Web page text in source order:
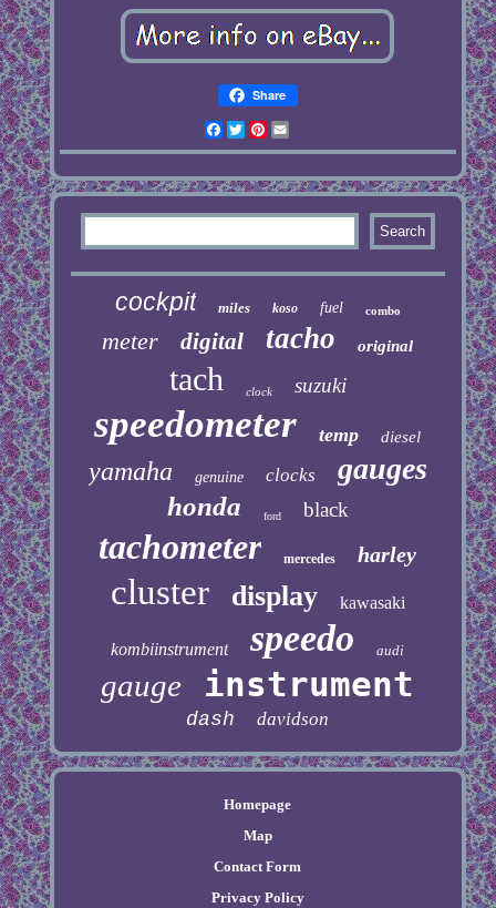
Share
Facebook
TwitterPinterest
cockpit miles koso fuel combo
meter digital tacho original
tach clock suzuki
speedometer temp diesel
yamaha genuine clocks gauges
honda ford black
tachometer mercedes harley
cluster display kawasaki
kombiinstrument speedo audi
gauge instrument
dash davidson
Homepage
Map
Contact Form
Privacy Policy